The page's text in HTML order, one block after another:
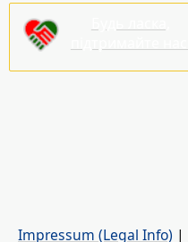
Impressum (Legal Info) |